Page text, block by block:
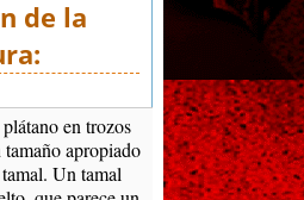
de la
en trozos
apropiado
Un tamal